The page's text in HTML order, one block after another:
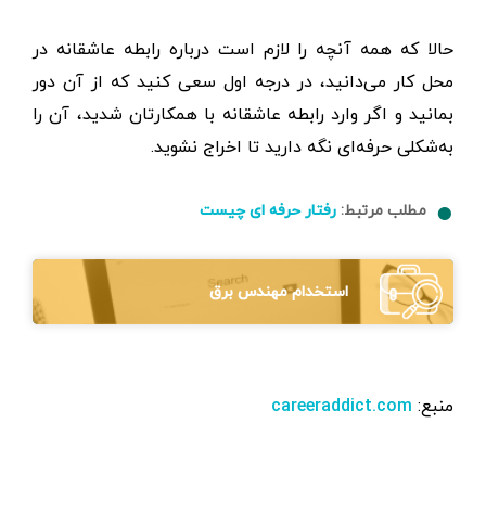
حالا که همه آنچه را لازم است درباره رابطه عاشقانه در
محل کار می‌دانید، در درجه اول سعی کنید که از آن دور
بمانید و اگر وارد رابطه عاشقانه با همکارتان شدید، آن را
به‌شکلی حرفه‌ای نگه دارید تا اخراج نشوید.
مطلب مرتبط: رفتار حرفه ای چیست
استخدام مهندس برق
منبع: careeraddict.com